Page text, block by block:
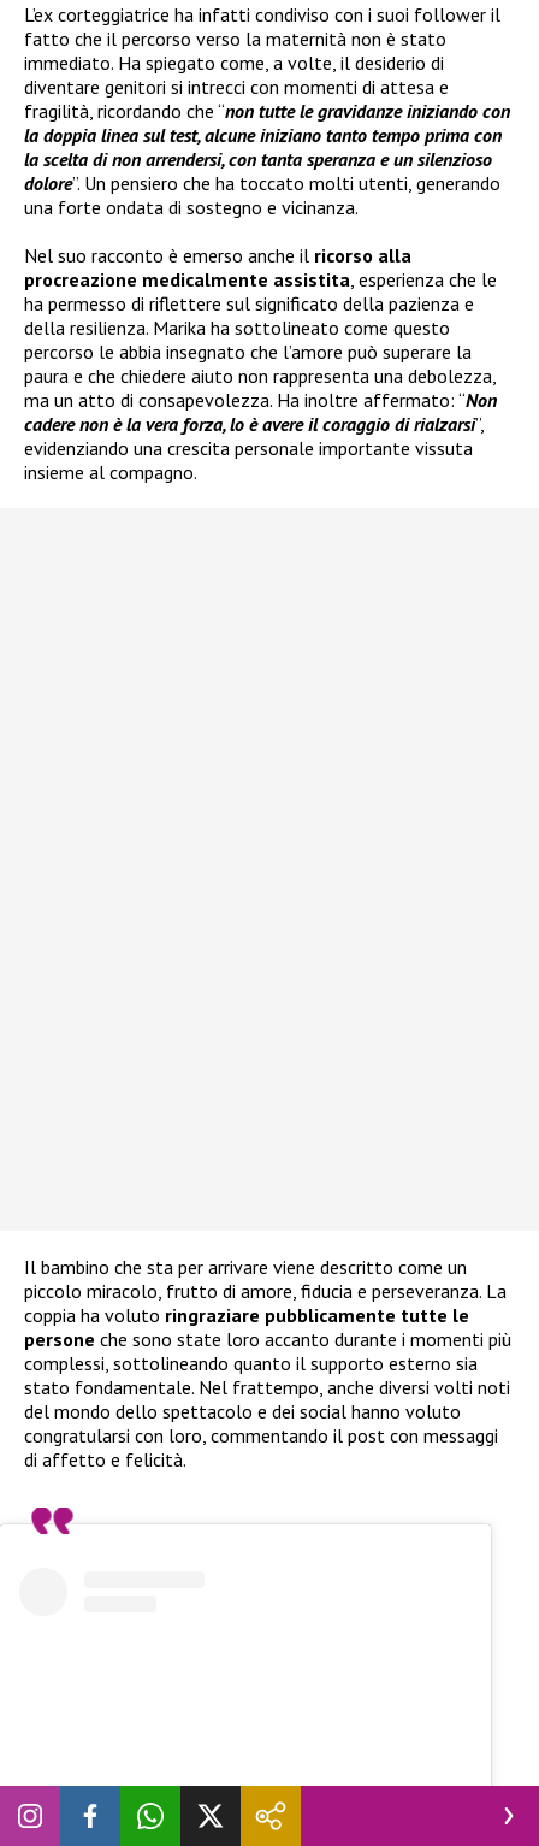
L’ex corteggiatrice ha infatti condiviso con i suoi follower il
fatto che il percorso verso la maternità non è stato
immediato. Ha spiegato come, a volte, il desiderio di
diventare genitori si intrecci con momenti di attesa e
fragilità, ricordando che “non tutte le gravidanze iniziando con
la doppia linea sul test, alcune iniziano tanto tempo prima con
la scelta di non arrendersi, con tanta speranza e un silenzioso
dolore”. Un pensiero che ha toccato molti utenti, generando
una forte ondata di sostegno e vicinanza.
Nel suo racconto è emerso anche il ricorso alla
procreazione medicalmente assistita , esperienza che le
ha permesso di riflettere sul significato della pazienza e
della resilienza. Marika ha sottolineato come questo
percorso le abbia insegnato che l’amore può superare la
paura e che chiedere aiuto non rappresenta una debolezza,
ma un atto di consapevolezza. Ha inoltre affermato: “Non
cadere non è la vera forza, lo è avere il coraggio di rialzarsi”,
evidenziando una crescita personale importante vissuta
insieme al compagno.
Il bambino che sta per arrivare viene descritto come un
piccolo miracolo, frutto di amore, fiducia e perseveranza. La
coppia ha voluto ringraziare pubblicamente tutte le
persone che sono state loro accanto durante i momenti più
complessi, sottolineando quanto il supporto esterno sia
stato fondamentale. Nel frattempo, anche diversi volti noti
del mondo dello spettacolo e dei social hanno voluto
congratularsi con loro, commentando il post con messaggi
di affetto e felicità.